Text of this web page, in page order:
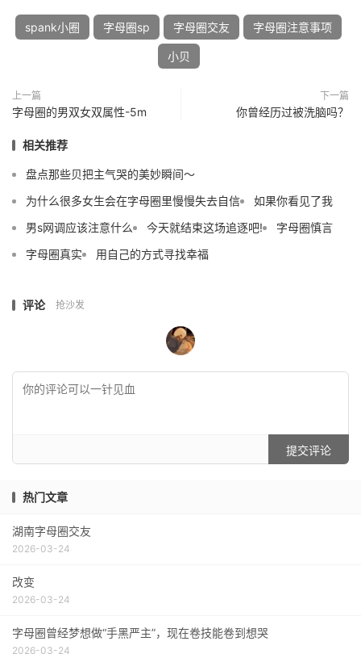
spank小圈 字母圈sp 字母圈交友 字母圈注意事项
小贝
上一篇
字母圈的男双女双属性-5m
下一篇
你曾经历过被洗脑吗？
相关推荐
盘点那些贝把主气哭的美妙瞬间～
为什么很多女生会在字母圈里慢慢失去自信
如果你看见了我
男s网调应该注意什么
今天就结束这场追逐吧!
字母圈慎言
字母圈真实
用自己的方式寻找幸福
评论 抢沙发
提交评论
热门文章
湖南字母圈交友
2026-03-24
改变
2026-03-24
字母圈曾经梦想做“手黑严主”，现在卷技能卷到想哭
2026-03-24